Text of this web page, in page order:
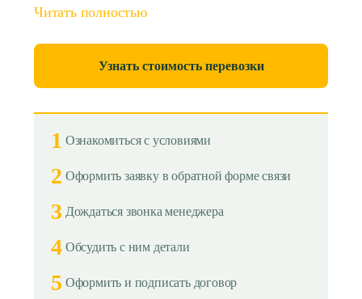
Читать полностью
Узнать стоимость перевозки
1 Ознакомиться с условиями
2 Оформить заявку в обратной форме связи
3 Дождаться звонка менеджера
4 Обсудить с ним детали
5 Оформить и подписать договор